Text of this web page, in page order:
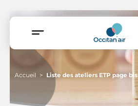
Accueil Liste des ateliers ETP page bis